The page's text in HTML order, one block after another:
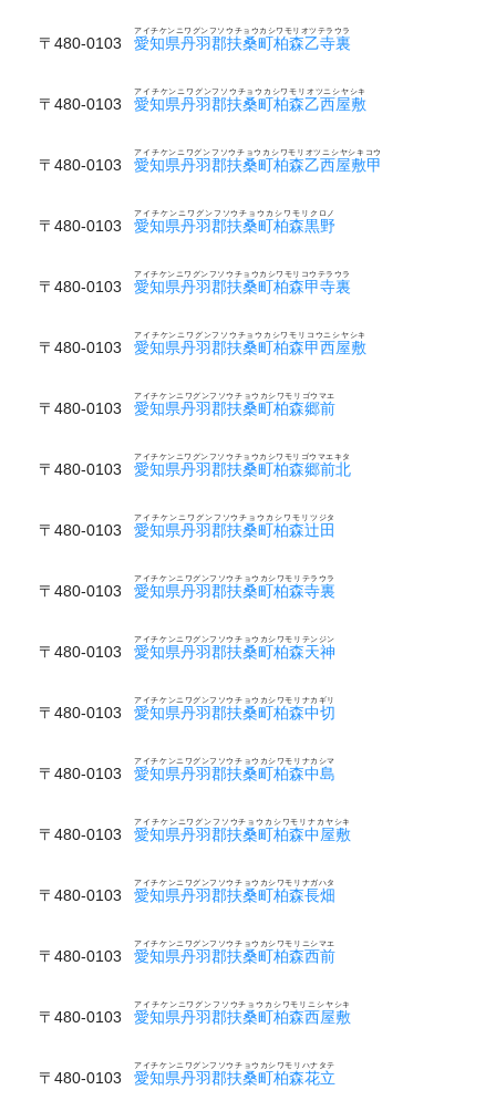
〒480-0103 愛知県丹羽郡扶桑町柏森乙寺裏
アイチケンニワグンフソウチョウカシワモリオツテラウラ
〒480-0103 愛知県丹羽郡扶桑町柏森乙西屋敷
アイチケンニワグンフソウチョウカシワモリオツニシヤシキ
〒480-0103 愛知県丹羽郡扶桑町柏森乙西屋敷甲
アイチケンニワグンフソウチョウカシワモリオツニシヤシキコウ
〒480-0103 愛知県丹羽郡扶桑町柏森黒野
アイチケンニワグンフソウチョウカシワモリクロノ
〒480-0103 愛知県丹羽郡扶桑町柏森甲寺裏
アイチケンニワグンフソウチョウカシワモリコウテラウラ
〒480-0103 愛知県丹羽郡扶桑町柏森甲西屋敷
アイチケンニワグンフソウチョウカシワモリコウニシヤシキ
〒480-0103 愛知県丹羽郡扶桑町柏森郷前
アイチケンニワグンフソウチョウカシワモリゴウマエ
〒480-0103 愛知県丹羽郡扶桑町柏森郷前北
アイチケンニワグンフソウチョウカシワモリゴウマエキタ
〒480-0103 愛知県丹羽郡扶桑町柏森辻田
アイチケンニワグンフソウチョウカシワモリツジタ
〒480-0103 愛知県丹羽郡扶桑町柏森寺裏
アイチケンニワグンフソウチョウカシワモリテラウラ
〒480-0103 愛知県丹羽郡扶桑町柏森天神
アイチケンニワグンフソウチョウカシワモリテンジン
〒480-0103 愛知県丹羽郡扶桑町柏森中切
アイチケンニワグンフソウチョウカシワモリナカギリ
〒480-0103 愛知県丹羽郡扶桑町柏森中島
アイチケンニワグンフソウチョウカシワモリナカシマ
〒480-0103 愛知県丹羽郡扶桑町柏森中屋敷
アイチケンニワグンフソウチョウカシワモリナカヤシキ
〒480-0103 愛知県丹羽郡扶桑町柏森長畑
アイチケンニワグンフソウチョウカシワモリナガハタ
〒480-0103 愛知県丹羽郡扶桑町柏森西前
アイチケンニワグンフソウチョウカシワモリニシマエ
〒480-0103 愛知県丹羽郡扶桑町柏森西屋敷
アイチケンニワグンフソウチョウカシワモリニシヤシキ
〒480-0103 愛知県丹羽郡扶桑町柏森花立
アイチケンニワグンフソウチョウカシワモリハナタテ